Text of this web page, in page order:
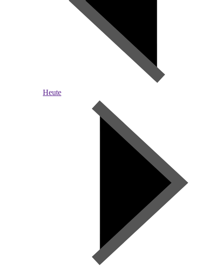
Heute